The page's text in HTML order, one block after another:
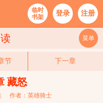
临时
书架
登录 注册
菜单
节 下一章
藏怒
作者：英雄骑士